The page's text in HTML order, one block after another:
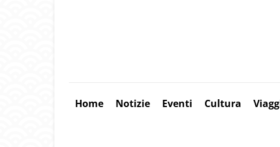
Home Notizie Eventi Cultura